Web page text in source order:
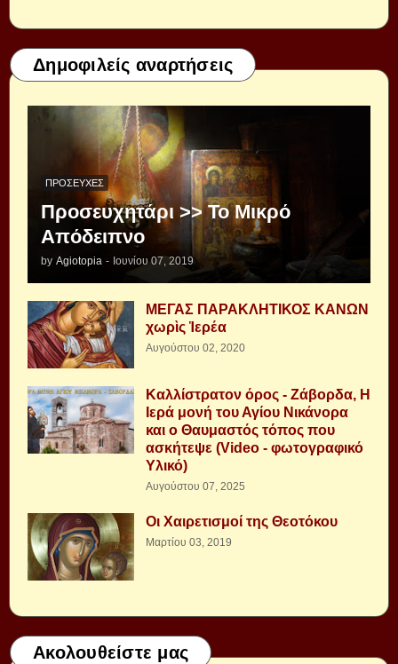
Δημοφιλείς αναρτήσεις
ΠΡΟΣΕΥΧΈΣ
Προσευχητάρι >> Το Μικρό
Απόδειπνο
by Agiotopia - Ιουνίου 07, 2019
ΜΕΓΑΣ ΠΑΡΑΚΛΗΤΙΚΟΣ ΚΑΝΩΝ
χωρὶς Ἱερέα
Αυγούστου 02, 2020
Καλλίστρατον όρος - Ζάβορδα, Η
Ιερά μονή του Αγίου Νικάνορα
και ο Θαυμαστός τόπος που
ασκήτεψε (Video - φωτογραφικό
Υλικό)
Αυγούστου 07, 2025
Οι Χαιρετισμοί της Θεοτόκου
Μαρτίου 03, 2019
Ακολουθείστε μας